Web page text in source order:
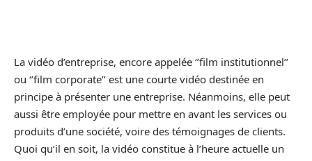
La vidéo d’entreprise, encore appelée ‘’film institutionnel’’
ou ‘’film corporate’’ est une courte vidéo destinée en
principe à présenter une entreprise. Néanmoins, elle peut
aussi être employée pour mettre en avant les services ou
produits d’une société, voire des témoignages de clients.
Quoi qu’il en soit, la vidéo constitue à l’heure actuelle un